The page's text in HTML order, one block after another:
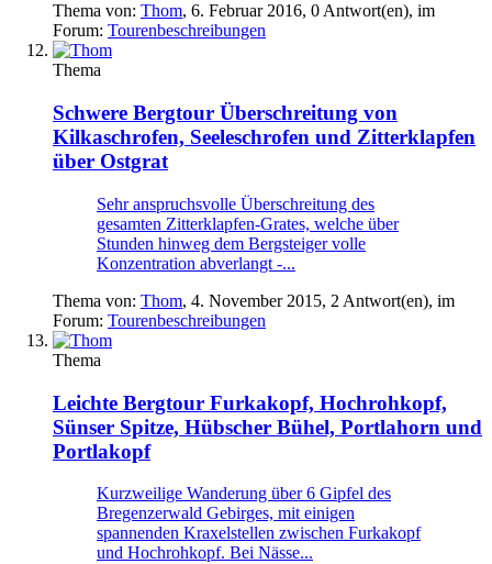
Thema von: Thom, 6. Februar 2016, 0 Antwort(en), im
Forum: Tourenbeschreibungen
Thema
Schwere Bergtour Überschreitung von
Kilkaschrofen, Seeleschrofen und Zitterklapfen
über Ostgrat
Sehr anspruchsvolle Überschreitung des
gesamten Zitterklapfen-Grates, welche über
Stunden hinweg dem Bergsteiger volle
Konzentration abverlangt -...
Thema von: Thom, 4. November 2015, 2 Antwort(en), im
Forum: Tourenbeschreibungen
Thema
Leichte Bergtour Furkakopf, Hochrohkopf,
Sünser Spitze, Hübscher Bühel, Portlahorn und
Portlakopf
Kurzweilige Wanderung über 6 Gipfel des
Bregenzerwald Gebirges, mit einigen
spannenden Kraxelstellen zwischen Furkakopf
und Hochrohkopf. Bei Nässe...